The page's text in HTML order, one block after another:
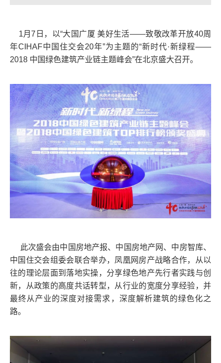
1月7日，以“大国广厦 美好生活——致敬改革开放40周
年CIHAF中国住交会20年”为主题的“新时代·新绿程——
2018 中国绿色建筑产业链主题峰会”在北京盛大召开。
此次盛会由中国房地产报、中国房地产网、中房智库、
中国住交会组委会联合举办，凤凰网房产战略合作，从以
往的理论层面到落地实操，分享绿色地产先行者实践与创
新，从政策的高度共话转型，从行业的宽度分享经验，并
最终从产业的深度对接需求，深度解析建筑的绿色化之
路。